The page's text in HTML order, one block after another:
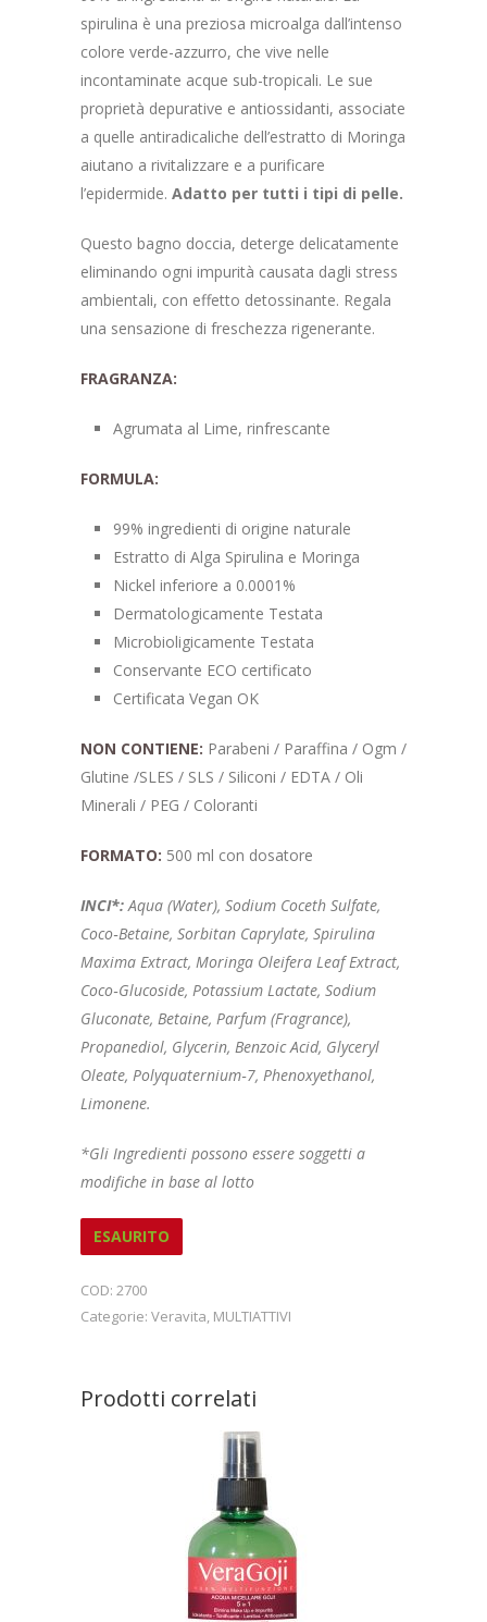
spirulina è una preziosa microalga dall’intenso
colore verde-azzurro, che vive nelle
incontaminate acque sub-tropicali. Le sue
proprietà depurative e antiossidanti, associate
a quelle antiradicaliche dell’estratto di Moringa
aiutano a rivitalizzare e a purificare
l’epidermide. Adatto per tutti i tipi di pelle.
Questo bagno doccia, deterge delicatamente
eliminando ogni impurità causata dagli stress
ambientali, con effetto detossinante. Regala
una sensazione di freschezza rigenerante.
FRAGRANZA:
Agrumata al Lime, rinfrescante
FORMULA:
99% ingredienti di origine naturale
Estratto di Alga Spirulina e Moringa
Nickel inferiore a 0.0001%
Dermatologicamente Testata
Microbioligicamente Testata
Conservante ECO certificato
Certificata Vegan OK
NON CONTIENE: Parabeni / Paraffina / Ogm /
Glutine /SLES / SLS / Siliconi / EDTA / Oli
Minerali / PEG / Coloranti
FORMATO: 500 ml con dosatore
INCI*:Aqua (Water), Sodium Coceth Sulfate,
Coco‑Betaine, Sorbitan Caprylate, Spirulina
Maxima Extract, Moringa Oleifera Leaf Extract,
Coco‑Glucoside, Potassium Lactate, Sodium
Gluconate, Betaine, Parfum (Fragrance),
Propanediol, Glycerin, Benzoic Acid, Glyceryl
Oleate, Polyquaternium‑7, Phenoxyethanol,
Limonene.
*Gli Ingredienti possono essere soggetti a
modifiche in base al lotto
ESAURITO
COD: 2700
Categorie: Veravita, MULTIATTIVI
Prodotti correlati